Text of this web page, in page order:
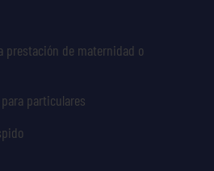
prestación de maternidad o
particulares